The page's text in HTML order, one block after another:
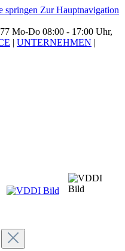
springen Zur Hauptnavigation
Mo-Do 08:00 - 17:00 Uhr,
| UNTERNEHMEN |